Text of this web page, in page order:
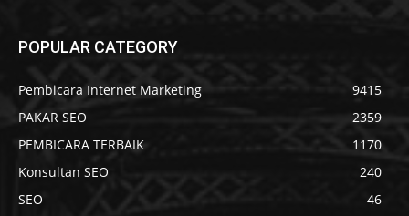
POPULAR CATEGORY
Pembicara Internet Marketing
9415
PAKAR SEO
2359
PEMBICARA TERBAIK
1170
Konsultan SEO
240
SEO
46